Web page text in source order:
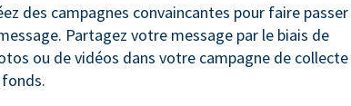
des campagnes convaincantes pour faire passer
Partagez votre message par le biais de
ou de vidéos dans votre campagne de collecte